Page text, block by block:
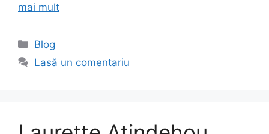
mai mult
Categorii
Blog
Lasă un comentariu